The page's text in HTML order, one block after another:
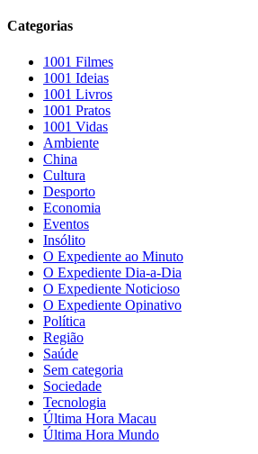
Categorias
1001 Filmes
1001 Ideias
1001 Livros
1001 Pratos
1001 Vidas
Ambiente
China
Cultura
Desporto
Economia
Eventos
Insólito
O Expediente ao Minuto
O Expediente Dia-a-Dia
O Expediente Noticioso
O Expediente Opinativo
Política
Região
Saúde
Sem categoria
Sociedade
Tecnologia
Última Hora Macau
Última Hora Mundo